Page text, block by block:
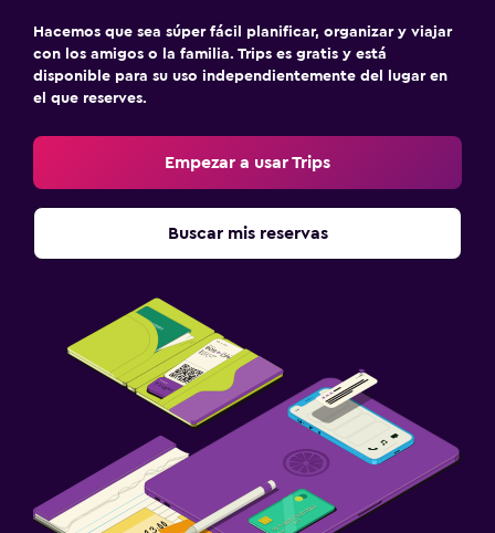
Hacemos que sea súper fácil planificar, organizar y viajar
con los amigos o la familia. Trips es gratis y está
disponible para su uso independientemente del lugar en
el que reserves.
Empezar a usar Trips
Buscar mis reservas